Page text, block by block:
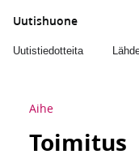
Uutishuone
Uutistiedotteita
Aihe
Toimitus